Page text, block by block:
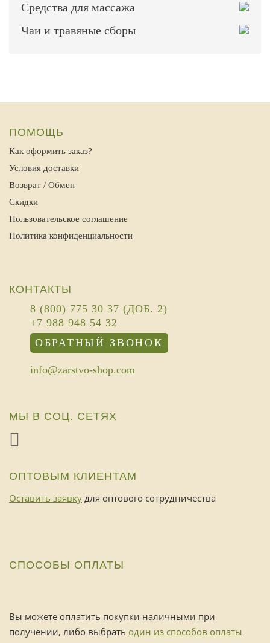
Средства для массажа
Чаи и травяные сборы
ПОМОЩЬ
Как оформить заказ?
Условия доставки
Возврат / Обмен
Скидки
Пользовательское соглашение
Политика конфиденциальности
КОНТАКТЫ
8 (800) 775 30 37 (ДОБ. 2)
+7 988 948 54 32
ОБРАТНЫЙ ЗВОНОК
info@zarstvo-shop.com
МЫ В СОЦ. СЕТЯХ
ОПТОВЫМ КЛИЕНТАМ
Оставить заявку для оптового сотрудничества
СПОСОБЫ ОПЛАТЫ
Вы можете оплатить покупки наличными при
получении, либо выбрать один из способов оплаты